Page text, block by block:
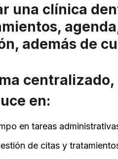
una clínica
además de
centralizado,
en:
en tareas
de citas y